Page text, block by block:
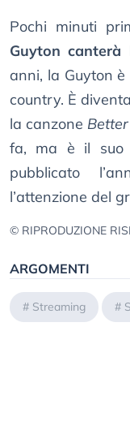
Pochi minuti
Guyton canterà
anni, la Guyton
country. È
la canzone
fa, ma è il suo
pubblicato
l’attenzione del
© RIPRODUZIONE
ARGOMENTI
# Streaming #